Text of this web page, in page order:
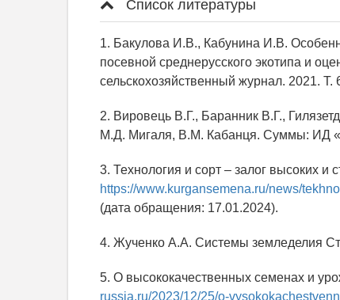
Список литературы
1. Бакулова И.В., Кабунина И.В.
посевной среднерусского экотипа и
сельскохозяйственный журнал. 2021.
2. Вировець В.Г., Баранник В.Г.,
М.Д. Мигаля, В.М. Кабанця. Суммы: ИД
3. Технология и сорт – залог высоких и
https://www.kurgansemena.ru/news/
(дата обращения: 17.01.2024).
4. Жученко А.А. Системы земледелия
5. О высококачественных семенах и
russia.ru/2023/12/25/o-